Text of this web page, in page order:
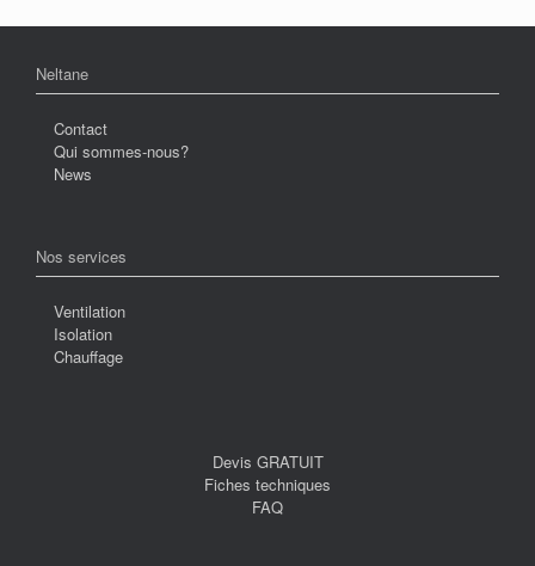
Neltane
Contact
Qui sommes-nous?
News
Nos services
Ventilation
Isolation
Chauffage
Devis GRATUIT
Fiches techniques
FAQ